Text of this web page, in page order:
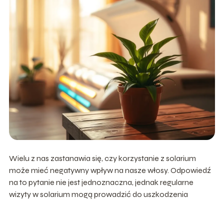
Wielu z nas zastanawia się, czy korzystanie z solarium
może mieć negatywny wpływ na nasze włosy. Odpowiedź
na to pytanie nie jest jednoznaczna, jednak regularne
wizyty w solarium mogą prowadzić do uszkodzenia